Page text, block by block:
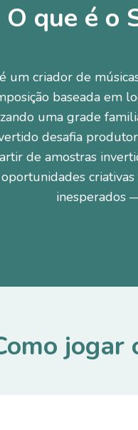
O que é o
um criador de
baseada em
uma grade
desafia
de amostras
inesperados
jogar